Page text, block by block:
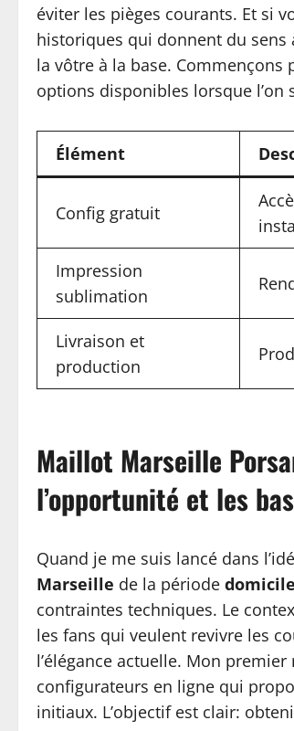
éviter les pièges courants. Et si
historiques qui donnent du sens
la vôtre à la base. Commençons
options disponibles lorsque l’on
Élément
Config gratuit
Impression
sublimation
Livraison et
production
Maillot Marseille
l’opportunité et les
Quand je me suis lancé dans
Marseille de la période
contraintes techniques. Le
les fans qui veulent revivre les
l’élégance actuelle. Mon
configurateurs en ligne qui
initiaux. L’objectif est clair: